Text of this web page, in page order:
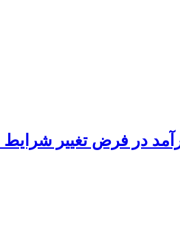
در فرض تغییر شرایط